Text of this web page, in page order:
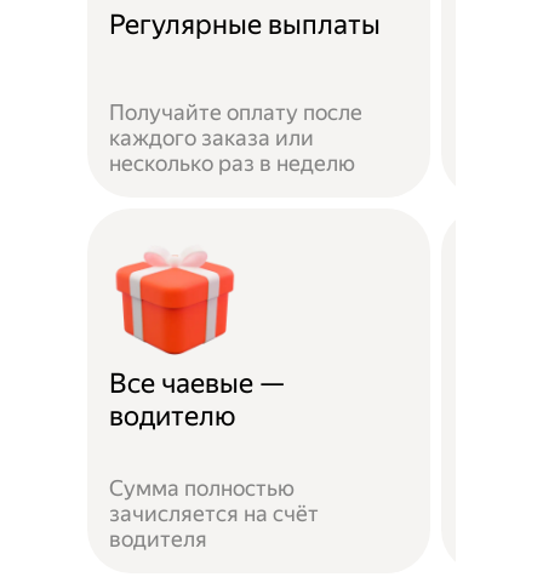
Регулярные выплаты
Получайте оплату после
каждого заказа или
несколько раз в неделю
Все чаевые —
водителю
Сумма полностью
зачисляется на счёт
водителя